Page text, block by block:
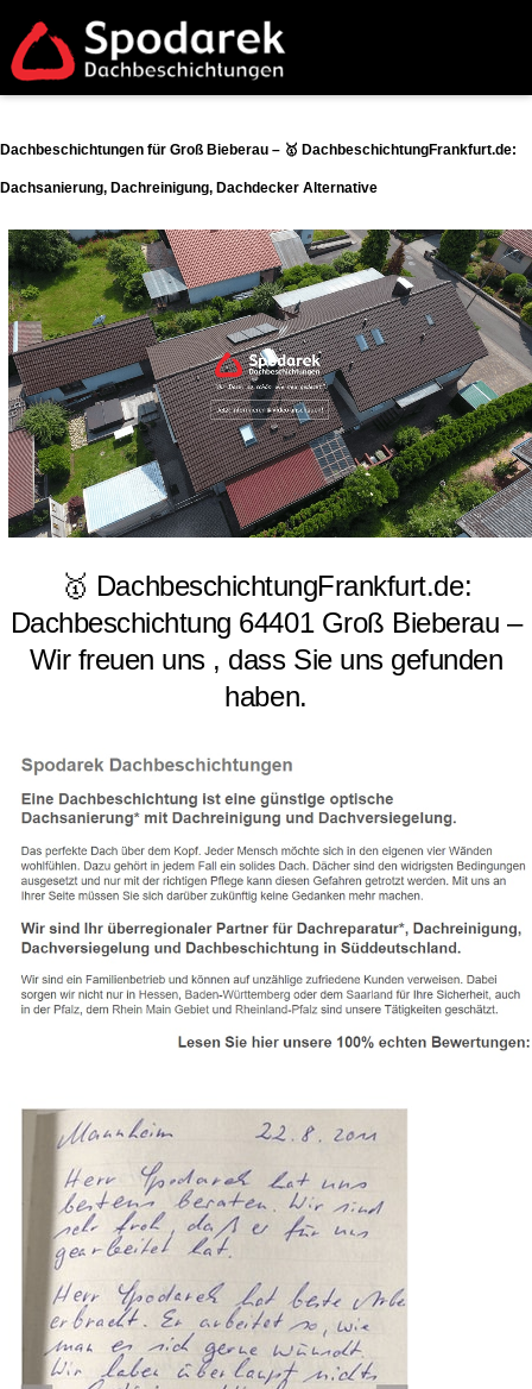
Dachbeschichtungen für Groß Bieberau – 🥇 DachbeschichtungFrankfurt.de:
Dachsanierung, Dachreinigung, Dachdecker Alternative
🥇 DachbeschichtungFrankfurt.de:
Dachbeschichtung 64401 Groß Bieberau –
Wir freuen uns , dass Sie uns gefunden
haben.